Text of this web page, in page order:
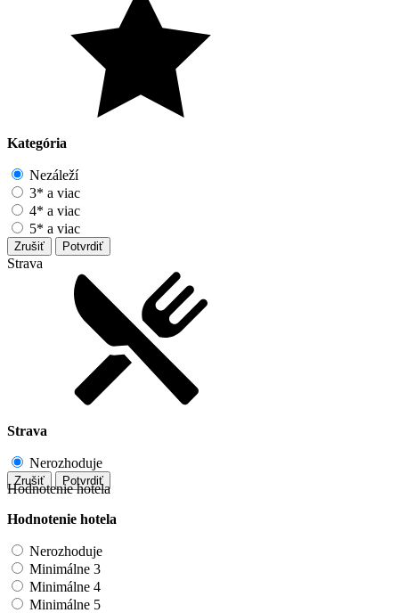
Kategória
Nezáleží
3* a viac
4* a viac
5* a viac
Zrušiť Potvrdiť
Strava
Strava
Nerozhoduje
Zrušiť Potvrdiť
Hodnotenie hotela
Hodnotenie hotela
Nerozhoduje
Minimálne 3
Minimálne 4
Minimálne 5